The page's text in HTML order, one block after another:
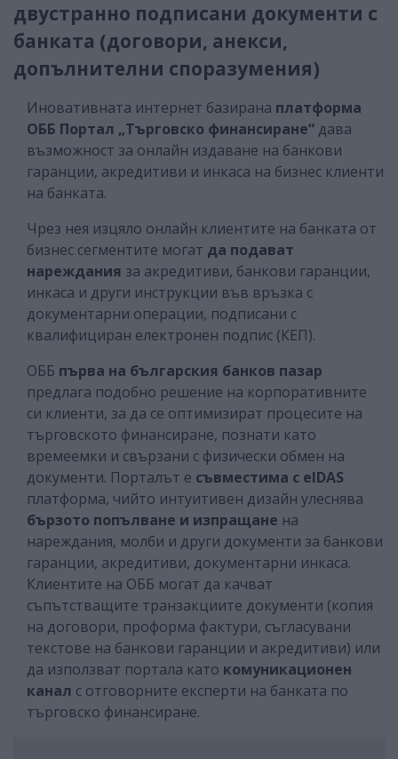
двустранно подписани документи с
банката (договори, анекси,
допълнителни споразумения)
Иновативната интернет базирана платформа
ОББ Портал „Търговско финансиране“ дава
възможност за онлайн издаване на банкови
гаранции, акредитиви и инкаса на бизнес клиенти
на банката.
Чрез нея изцяло онлайн клиентите на банката от
бизнес сегментите могат да подават
нареждания за акредитиви, банкови гаранции,
инкаса и други инструкции във връзка с
документарни операции, подписани с
квалифициран електронен подпис (КЕП).
ОББ първа на българския банков пазар
предлага подобно решение на корпоративните
си клиенти, за да се оптимизират процесите на
търговското финансиране, познати като
времеемки и свързани с физически обмен на
документи. Порталът е съвместима с eIDAS
платформа, чийто интуитивен дизайн улеснява
бързото попълване и изпращане на
нареждания, молби и други документи за банкови
гаранции, акредитиви, документарни инкаса.
Клиентите на ОББ могат да качват
съпътстващите транзакциите документи (копия
на договори, проформа фактури, съгласувани
текстове на банкови гаранции и акредитиви) или
да използват портала като комуникационен
канал с отговорните експерти на банката по
търговско финансиране.